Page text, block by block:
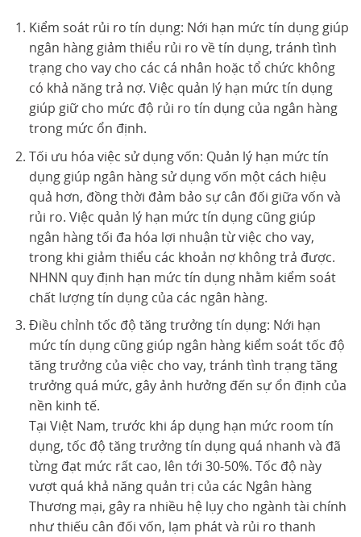
Kiểm soát rủi ro tín dụng: Nới hạn mức tín dụng giúp
ngân hàng giảm thiểu rủi ro về tín dụng, tránh tình
trạng cho vay cho các cá nhân hoặc tổ chức không
có khả năng trả nợ. Việc quản lý hạn mức tín dụng
giúp giữ cho mức độ rủi ro tín dụng của ngân hàng
trong mức ổn định.
Tối ưu hóa việc sử dụng vốn: Quản lý hạn mức tín
dụng giúp ngân hàng sử dụng vốn một cách hiệu
quả hơn, đồng thời đảm bảo sự cân đối giữa vốn và
rủi ro. Việc quản lý hạn mức tín dụng cũng giúp
ngân hàng tối đa hóa lợi nhuận từ việc cho vay,
trong khi giảm thiểu các khoản nợ không trả được.
NHNN quy định hạn mức tín dụng nhằm kiểm soát
chất lượng tín dụng của các ngân hàng.
Điều chỉnh tốc độ tăng trưởng tín dụng: Nới hạn
mức tín dụng cũng giúp ngân hàng kiểm soát tốc độ
tăng trưởng của việc cho vay, tránh tình trạng tăng
trưởng quá mức, gây ảnh hưởng đến sự ổn định của
nền kinh tế.
Tại Việt Nam, trước khi áp dụng hạn mức room tín
dụng, tốc độ tăng trưởng tín dụng quá nhanh và đã
từng đạt mức rất cao, lên tới 30-50%. Tốc độ này
vượt quá khả năng quản trị của các Ngân hàng
Thương mại, gây ra nhiều hệ lụy cho ngành tài chính
như thiếu cân đối vốn, lạm phát và rủi ro thanh